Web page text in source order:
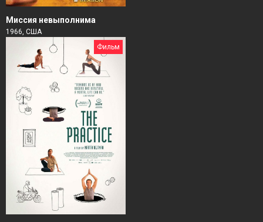
Миссия невыполнима
1966, США
Фильм